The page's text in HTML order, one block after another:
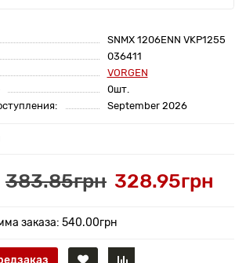
SNMX 1206ENN VKP1255
036411
VORGEN
0шт.
September 2026
383.85грн 328.95грн
заказа: 540.00грн